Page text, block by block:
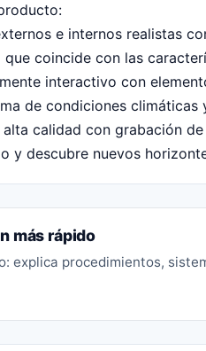
e internos realistas
que coincide con las
interactivo con
de condiciones climáticas
calidad con grabación
y descubre nuevos
más rápido
explica procedimientos,